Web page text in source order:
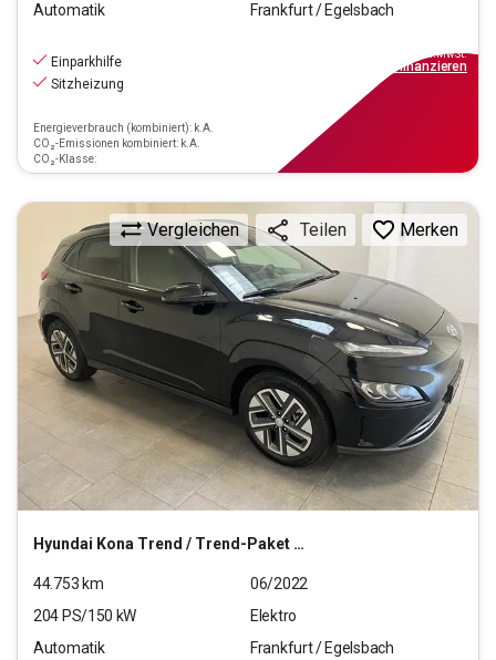
Automatik
Frankfurt / Egelsbach
Einparkhilfe
Sitzheizung
Energieverbrauch (kombiniert): k.A.
CO₂-Emissionen kombiniert: k.A.
CO₂-Klasse:
inkl.MwSt.
finanzieren
Hyundai Kona Trend / Trend-Paket Elektro 2WD
Vergleichen Teilen Merken
44.753km
06/2022
204PS/150 kW
Elektro
Automatik
Frankfurt / Egelsbach